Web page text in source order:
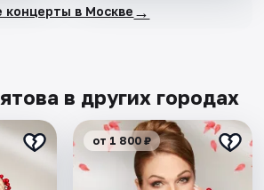
концерты в Москве →
в других городах
от 1 800 ₽